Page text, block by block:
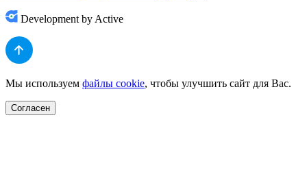
Development by Active
Мы используем файлы cookie, чтобы улучшить сайт для Вас.
Согласен